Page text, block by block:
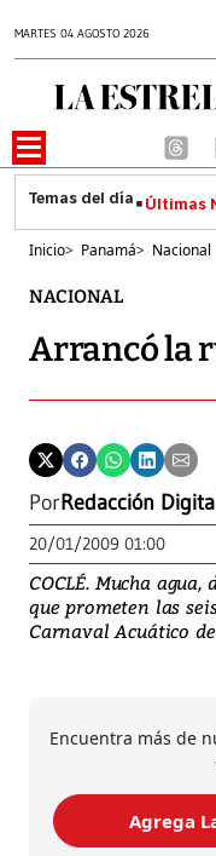
MARTES 04 AGOSTO 2026
Últimas
Inicio> Panamá> Nacional
NACIONAL
Arrancó la
PorRedacción
20/01/2009 01:00
COCLÉ. Mucha
que prometen las
Carnaval Acuático
Encuentra más de
Agrega